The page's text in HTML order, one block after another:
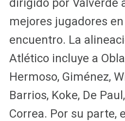
dirigido por Valverde
mejores jugadores
encuentro. La
Atlético incluye a
Hermoso, Giménez,
Barrios, Koke, De
Correa. Por su parte,